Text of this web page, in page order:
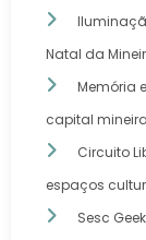
Natal da
Memória
capital
Circuito
espaços
Sesc